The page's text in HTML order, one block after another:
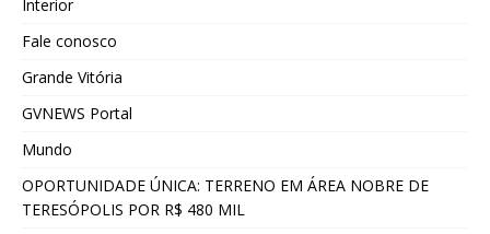
Interior
Fale conosco
Grande Vitória
GVNEWS Portal
Mundo
OPORTUNIDADE ÚNICA: TERRENO EM ÁREA NOBRE DE
TERESÓPOLIS POR R$ 480 MIL